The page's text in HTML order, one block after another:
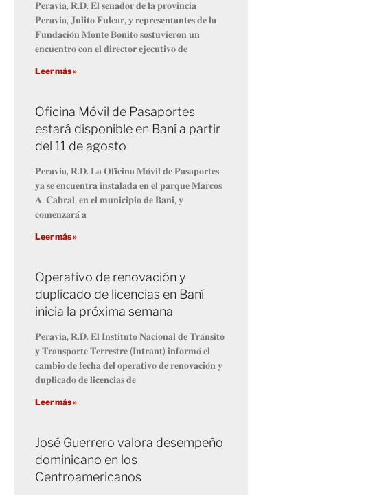
𝐏𝐞𝐫𝐚𝐯𝐢𝐚, 𝐑.𝐃. 𝐄𝐥 𝐬𝐞𝐧𝐚𝐝𝐨𝐫 𝐝𝐞 𝐥𝐚 𝐩𝐫𝐨𝐯𝐢𝐧𝐜𝐢𝐚
𝐏𝐞𝐫𝐚𝐯𝐢𝐚, 𝐉𝐮𝐥𝐢𝐭𝐨 𝐅𝐮𝐥𝐜𝐚𝐫, 𝐲 𝐫𝐞𝐩𝐫𝐞𝐬𝐞𝐧𝐭𝐚𝐧𝐭𝐞𝐬 𝐝𝐞 𝐥𝐚
𝐅𝐮𝐧𝐝𝐚𝐜𝐢𝐨́𝐧 𝐌𝐨𝐧𝐭𝐞 𝐁𝐨𝐧𝐢𝐭𝐨 𝐬𝐨𝐬𝐭𝐮𝐯𝐢𝐞𝐫𝐨𝐧 𝐮𝐧
𝐞𝐧𝐜𝐮𝐞𝐧𝐭𝐫𝐨 𝐜𝐨𝐧 𝐞𝐥 𝐝𝐢𝐫𝐞𝐜𝐭𝐨𝐫 𝐞𝐣𝐞𝐜𝐮𝐭𝐢𝐯𝐨 𝐝𝐞
Leer más »
Oficina Móvil de Pasaportes
estará disponible en Baní a partir
del 11 de agosto
𝐏𝐞𝐫𝐚𝐯𝐢𝐚, 𝐑.𝐃. 𝐋𝐚 𝐎𝐟𝐢𝐜𝐢𝐧𝐚 𝐌𝐨́𝐯𝐢𝐥 𝐝𝐞 𝐏𝐚𝐬𝐚𝐩𝐨𝐫𝐭𝐞𝐬
𝐲𝐚 𝐬𝐞 𝐞𝐧𝐜𝐮𝐞𝐧𝐭𝐫𝐚 𝐢𝐧𝐬𝐭𝐚𝐥𝐚𝐝𝐚 𝐞𝐧 𝐞𝐥 𝐩𝐚𝐫𝐪𝐮𝐞 𝐌𝐚𝐫𝐜𝐨𝐬
𝐀. 𝐂𝐚𝐛𝐫𝐚𝐥, 𝐞𝐧 𝐞𝐥 𝐦𝐮𝐧𝐢𝐜𝐢𝐩𝐢𝐨 𝐝𝐞 𝐁𝐚𝐧𝐢́, 𝐲
𝐜𝐨𝐦𝐞𝐧𝐳𝐚𝐫𝐚́ 𝐚
Leer más »
Operativo de renovación y
duplicado de licencias en Baní
inicia la próxima semana
𝐏𝐞𝐫𝐚𝐯𝐢𝐚, 𝐑.𝐃. 𝐄𝐥 𝐈𝐧𝐬𝐭𝐢𝐭𝐮𝐭𝐨 𝐍𝐚𝐜𝐢𝐨𝐧𝐚𝐥 𝐝𝐞 𝐓𝐫𝐚́𝐧𝐬𝐢𝐭𝐨
𝐲 𝐓𝐫𝐚𝐧𝐬𝐩𝐨𝐫𝐭𝐞 𝐓𝐞𝐫𝐫𝐞𝐬𝐭𝐫𝐞 (𝐈𝐧𝐭𝐫𝐚𝐧𝐭) 𝐢𝐧𝐟𝐨𝐫𝐦𝐨́ 𝐞𝐥
𝐜𝐚𝐦𝐛𝐢𝐨 𝐝𝐞 𝐟𝐞𝐜𝐡𝐚 𝐝𝐞𝐥 𝐨𝐩𝐞𝐫𝐚𝐭𝐢𝐯𝐨 𝐝𝐞 𝐫𝐞𝐧𝐨𝐯𝐚𝐜𝐢𝐨́𝐧 𝐲
𝐝𝐮𝐩𝐥𝐢𝐜𝐚𝐝𝐨 𝐝𝐞 𝐥𝐢𝐜𝐞𝐧𝐜𝐢𝐚𝐬 𝐝𝐞
Leer más »
José Guerrero valora desempeño
dominicano en los
Centroamericanos